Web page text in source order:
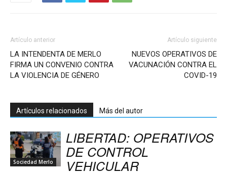
Artículo anterior
LA INTENDENTA DE MERLO
FIRMA UN CONVENIO CONTRA
LA VIOLENCIA DE GÉNERO
Artículo siguiente
NUEVOS OPERATIVOS DE
VACUNACIÓN CONTRA EL
COVID-19
Artículos relacionados Más del autor
Sociedad Merlo
LIBERTAD: OPERATIVOS
DE CONTROL
VEHICULAR